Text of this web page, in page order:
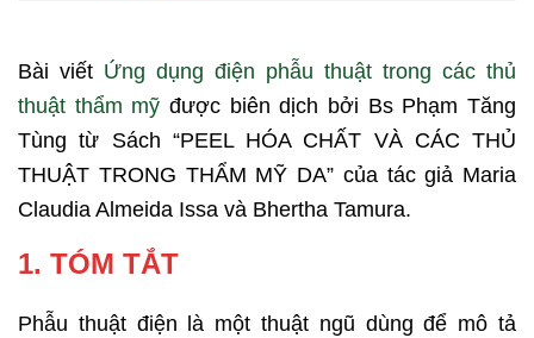
Bài viết Ứng dụng điện phẫu thuật trong các thủ
thuật thẩm mỹ được biên dịch bởi Bs Phạm Tăng
Tùng từ Sách “PEEL HÓA CHẤT VÀ CÁC THỦ
THUẬT TRONG THẨM MỸ DA” của tác giả Maria
Claudia Almeida Issa và Bhertha Tamura.
1. TÓM TẮT
Phẫu thuật điện là một thuật ngũ dùng để mô tả